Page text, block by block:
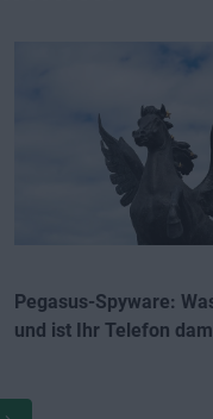
Pegasus-Spyware:
und ist Ihr Telefon